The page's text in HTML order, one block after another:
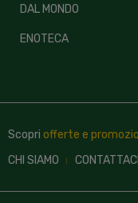
DAL MONDO
ENOTECA
Scopri offerte e
CHI SIAMO
CONTATTACI